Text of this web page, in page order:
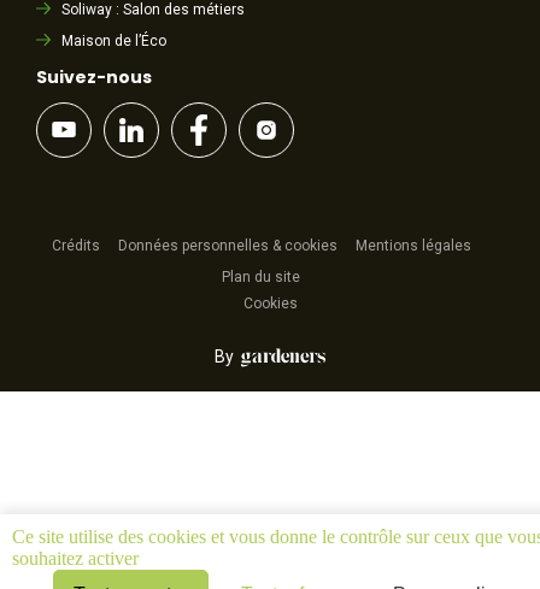
Soliway : Salon des métiers
Maison de l’Éco
Suivez-nous
Crédits Données personnelles & cookies
Mentions légales
Plan du site
Cookies
By
Ce site utilise des cookies et vous donne le contrôle sur ceux que
souhaitez activer